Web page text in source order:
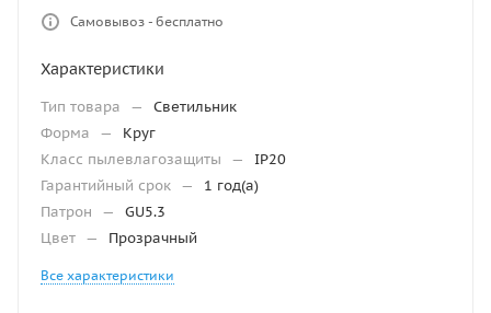
Самовывоз - бесплатно
Характеристики
Тип товара —
Светильник
Форма
—
Круг
Класс пылевлагозащиты
—
IP20
Гарантийный срок —
1 год(а)
Патрон
—
GU5.3
Цвет — Прозрачный
Все характеристики